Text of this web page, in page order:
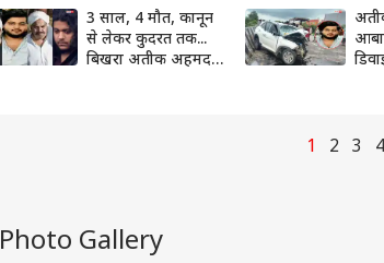
3 साल, 4 मौत, कानून
से लेकर कुदरत तक...
बिखरा अतीक अहमद
1 2 3 4
Photo Gallery